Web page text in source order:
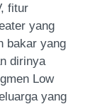
fitur
yang
bakar yang
dirinya
Low
yang